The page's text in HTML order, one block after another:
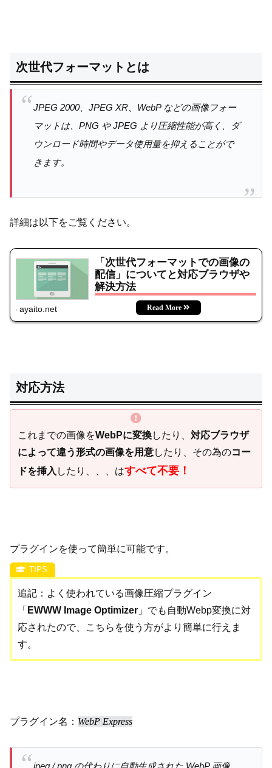
次世代フォーマットとは
JPEG 2000、JPEG XR、WebP などの画像フォー
マットは、PNG や JPEG より圧縮性能が高く、ダ
ウンロード時間やデータ使用量を抑えることがで
きます。
詳細は以下をご覧ください。
「次世代フォーマットでの画像の
配信」についてと対応ブラウザや
解決方法
ayaito.net
対応方法
これまでの画像をWebPに変換したり、 対応ブラウザ
によって違う形式の画像を用意したり、その為のコー
ドを挿入 したり、、、はすべて不要！
プラグインを使って簡単に可能です。
追記：よく使われている画像圧縮プラグイン
「 EWWW Image Optimizer 」でも自動Webp変換に対
応されたので、こちらを使う方がより簡単に行えま
す。
プラグイン名： WebP Express